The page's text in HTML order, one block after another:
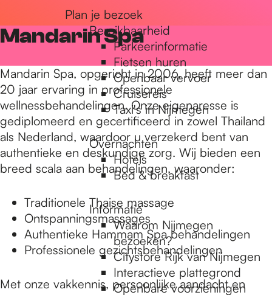
Plan je bezoek
Bereikbaarheid
Parkeerinformatie
Fietsen huren
Openbaar vervoer
Cruisereis
Taxi's in Nijmegen
Overnachten
Hotels
Bed & breakfast
Informatie
Waarom Nijmegen
bezoeken?
Citystore Rijk van Nijmegen
Interactieve plattegrond
Openbare voorzieningen
Mandarin Spa
Mandarin Spa, opgericht in 2006, heeft meer dan
20 jaar ervaring in professionele
wellnessbehandelingen. Onze eigenaresse is
gediplomeerd en gecertificeerd in zowel Thailand
als Nederland, waardoor u verzekerd bent van
authentieke en deskundige zorg. Wij bieden een
breed scala aan behandelingen, waaronder:
Traditionele Thaise massage
Ontspanningsmassages
Authentieke Hammam Spa behandelingen
Professionele gezichtsbehandelingen
Met onze vakkennis, persoonlijke aandacht en